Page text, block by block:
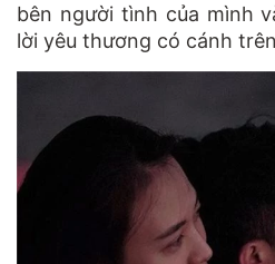
bên người tình của mình
lời yêu thương có cánh